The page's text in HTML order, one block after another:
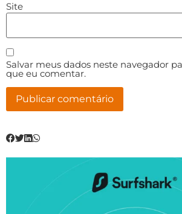
Site
Salvar meus dados neste navegador
que eu comentar.